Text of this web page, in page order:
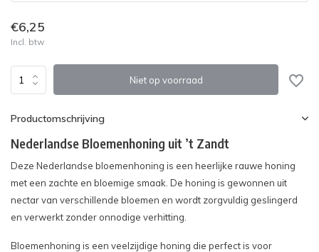
€6,25
Incl. btw
Niet op voorraad
Productomschrijving
Nederlandse Bloemenhoning uit ’t Zandt
Deze Nederlandse bloemenhoning is een heerlijke rauwe honing
met een zachte en bloemige smaak. De honing is gewonnen uit
nectar van verschillende bloemen en wordt zorgvuldig geslingerd
en verwerkt zonder onnodige verhitting.
Bloemenhoning is een veelzijdige honing die perfect is voor